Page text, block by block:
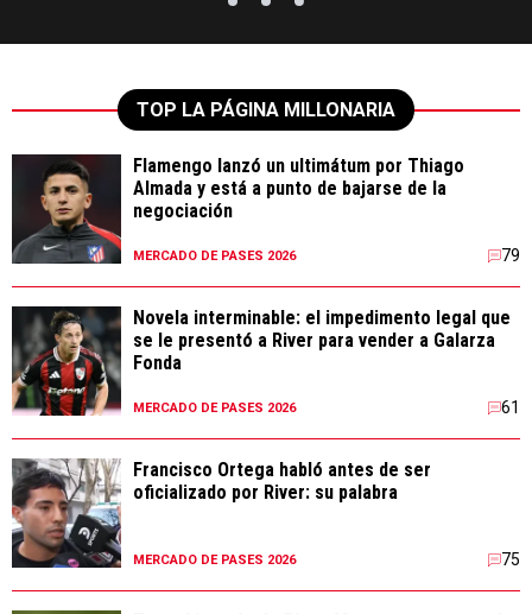
TOP LA PÁGINA MILLONARIA
Flamengo lanzó un ultimátum por Thiago
Almada y está a punto de bajarse de la
negociación
MERCADO DE PASES 2026 79
Novela interminable: el impedimento legal que
se le presentó a River para vender a Galarza
Fonda
MERCADO DE PASES 2026 61
Francisco Ortega habló antes de ser
oficializado por River: su palabra
MERCADO DE PASES 2026 75